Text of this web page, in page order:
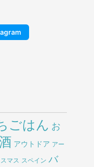
ごはん お
アウトドア アー
マス スペイン バ